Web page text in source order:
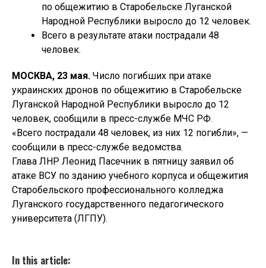
по общежитию в Старобельске Луганской
Народной Республики выросло до 12 человек.
Всего в результате атаки пострадали 48
человек.
МОСКВА, 23 мая. Число погибших при атаке
украинских дронов по общежитию в Старобельске
Луганской Народной Республики выросло до 12
человек, сообщили в пресс-службе МЧС РФ.
«Всего пострадали 48 человек, из них 12 погибли», —
сообщили в пресс-службе ведомства.
Глава ЛНР Леонид Пасечник в пятницу заявил об
атаке ВСУ по зданию учебного корпуса и общежития
Старобельского профессионального колледжа
Луганского государственного педагогического
университета (ЛГПУ).
In this article: